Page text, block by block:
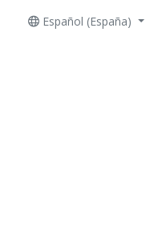
Español (España)